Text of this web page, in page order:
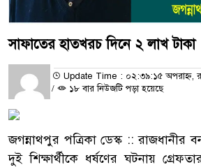
সাফাতের হাতখরচ দিনে ২ লাখ টাকা
Update Time : ০২:৩৯:১৫ অপরাহ্ন,
/
১৮ বার নিউজটি পড়া হয়েছে
জগন্নাথপুর পত্রিকা ডেস্ক :: রাজধানীর
দুই শিক্ষার্থীকে ধর্ষণের ঘটনায়